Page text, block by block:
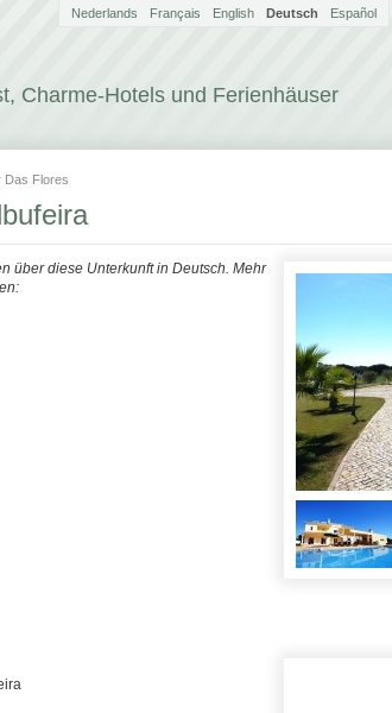
Charme-Hotels und Ferienhäuser
Nederlands Français English Deutsch Español
Das Flores
über diese Unterkunft in Deutsch. Mehr